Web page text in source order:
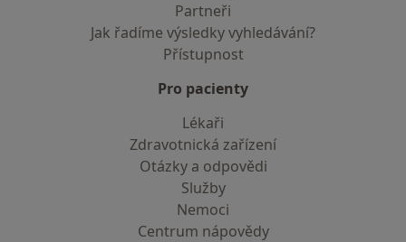
Partneři
Jak řadíme výsledky vyhledávání?
Přístupnost
Pro pacienty
Lékaři
Zdravotnická zařízení
Otázky a odpovědi
Služby
Nemoci
Centrum nápovědy